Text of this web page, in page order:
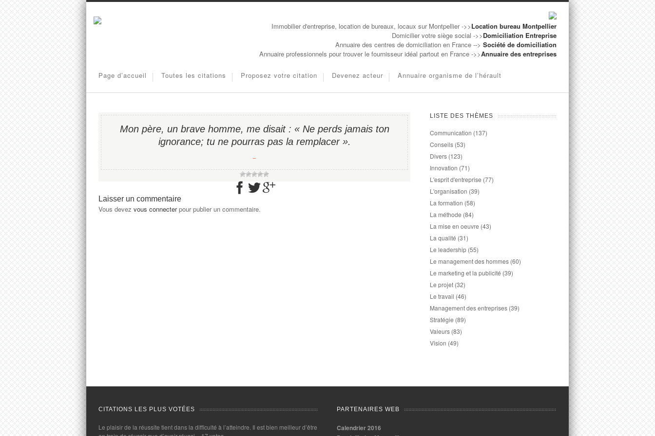
Immobilier d'entreprise, location de bureaux, locaux sur Montpellier ->>Location bureau Montpellier
Domicilier votre siège social ->>Domiciliation Entreprise
Annuaire des centres de domiciliation en France --> Société de domiciliation
Annuaire professionnels pour trouver le fournisseur idéal partout en France ->>Annuaire des entreprises
Page d’accueil Toutes les citations Proposez votre citation Devenez acteur Annuaire organisme de l’hérault
Mon père, un brave homme, me disait : « Ne perds jamais ton
ignorance; tu ne pourras pas la remplacer ».
−
Laisser un commentaire
Vous devez vous connecterpour publier un commentaire.
LISTE DES THÈMES
Communication (137)
Conseils (53)
Divers (123)
Innovation (71)
L'esprit d'entreprise (77)
L'organisation (39)
La formation (58)
La méthode (84)
La mise en oeuvre (43)
La qualité (31)
Le leadership (55)
Le management des hommes (60)
Le marketing et la publicité (39)
Le projet (32)
Le travail (46)
Management des entreprises (39)
Stratégie (89)
Valeurs (83)
Vision (49)
CITATIONS LES PLUS VOTÉES
Le plaisir de la réussite tient dans la difficulté à l’atteindre. Il est bien meilleur d’être
PARTENAIRES WEB
Calendrier 2016